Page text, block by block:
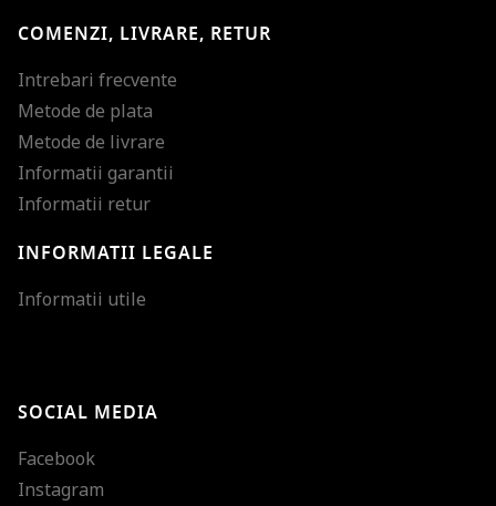
COMENZI, LIVRARE, RETUR
Intrebari frecvente
Metode de plata
Metode de livrare
Informatii garantii
Informatii retur
INFORMATII LEGALE
Informatii utile
SOCIAL MEDIA
Facebook
Instagram